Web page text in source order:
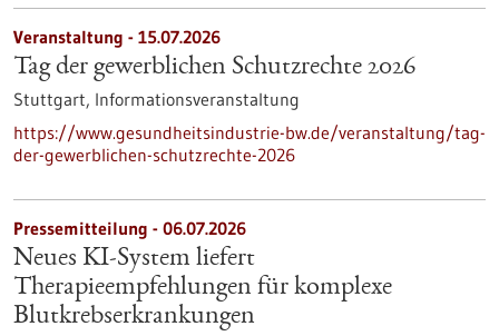
Veranstaltung - 15.07.2026
Tag der gewerblichen Schutzrechte 2026
Stuttgart, Informationsveranstaltung
https://www.gesundheitsindustrie-bw.de/veranstaltung/tag-
der-gewerblichen-schutzrechte-2026
Pressemitteilung - 06.07.2026
Neues KI-System liefert
Therapieempfehlungen für komplexe
Blutkrebserkrankungen